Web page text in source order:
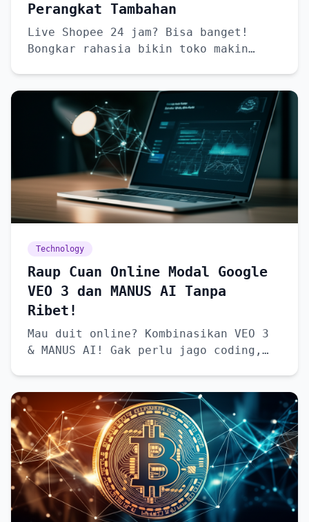
Perangkat Tambahan
Live Shopee 24 jam? Bisa banget!
Bongkar rahasia bikin toko makin
Technology
Raup Cuan Online Modal Google
VEO 3 dan MANUS AI Tanpa
Ribet!
Mau duit online? Kombinasikan VEO 3
& MANUS AI! Gak perlu jago coding,